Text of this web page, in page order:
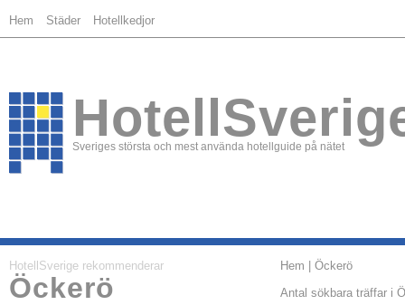
Hem Städer Hotellkedjor
Sveriges största och mest använda hotellguide på nätet
HotellSverige rekommenderar
Öckerö
Hem | Öckerö
Antal sökbara träffar i